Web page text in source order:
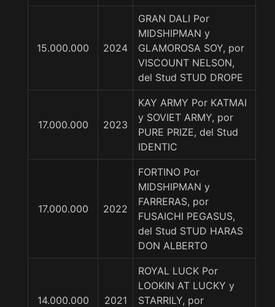
15.000.000 2024
GRAN DALI Por
MIDSHIPMAN y
GLAMOROSA SOY, por
VISCOUNT NELSON,
del Stud STUD DROPE
17.000.000 2023
KAY ARMY Por KATMAI
y SOVIET ARMY, por
PURE PRIZE, del Stud
IDENTIC
17.000.000 2022
FORTINO Por
MIDSHIPMAN y
FARRERAS, por
FUSAICHI PEGASUS,
del Stud STUD HARAS
DON ALBERTO
14.000.000 2021
ROYAL LUCK Por
LOOKIN AT LUCKY y
STARRILY, por